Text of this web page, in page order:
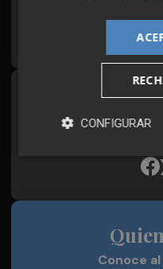
Plaza Podcast,
Conoce
CONFIGURAR